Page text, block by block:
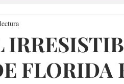
FLORIDA